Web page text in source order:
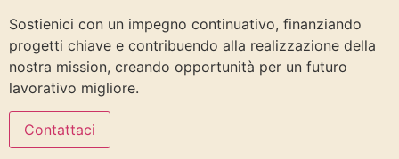
Sostienici con un impegno continuativo, finanziando
progetti chiave e contribuendo alla realizzazione della
nostra mission, creando opportunità per un futuro
lavorativo migliore.
Contattaci